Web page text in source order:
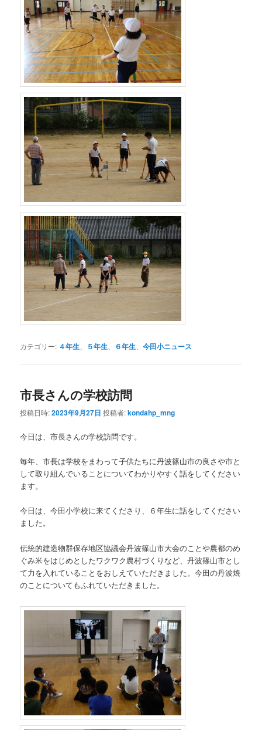
カテゴリー: ４年生 ５年生 ６年生 、今田小ニュース
市長さんの学校訪問
投稿日時:2023年9月27日 投稿者:kondahp_mng
今日は、市長さんの学校訪問です。
毎年、市長は学校をまわって子供たちに丹波篠山市の良さや市と
して取り組んでいることについてわかりやすく話をしてください
ます。
今日は、今田小学校に来てくださり、６年生に話をしてください
ました。
伝統的建造物群保存地区協議会丹波篠山市大会のことや農都のめ
ぐみ米をはじめとしたワクワク農村づくりなど、丹波篠山市とし
て力を入れていることをおしえていただきました。今田の丹波焼
のことについてもふれていただきました。